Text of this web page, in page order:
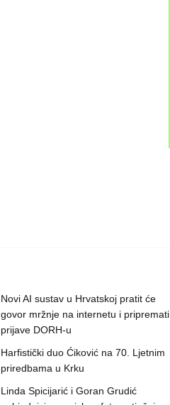
Novi AI sustav u Hrvatskoj pratit će
govor mržnje na internetu i pripremati
prijave DORH-u
Harfistički duo Ćiković na 70. Ljetnim
priredbama u Krku
Linda Spicijarić i Goran Grudić